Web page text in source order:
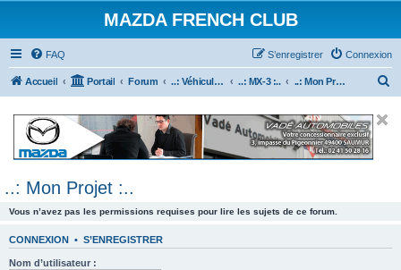
MAZDA FRENCH CLUB
FAQ Connexion
S’enregistrer
Accueil Portail Forum ..: Véhicules Mazda ancien (<2003) :.. ..: MX-3 :.. ..: Mon Projet :..
e
..: Mon Projet :..
Vous n’avez pas les permissions requises pour lire les sujets de ce forum.
CONNEXION • S’ENREGISTRER
Nom d’utilisateur :